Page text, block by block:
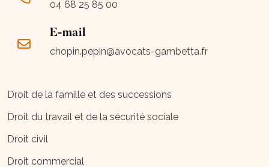
Droit de la famille et des successions
Droit du travail et de la sécurité sociale
Droit civil
Droit commercial
04 68 25 85 00
E-mail
chopin.pepin@avocats-gambetta.fr